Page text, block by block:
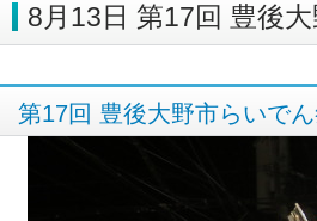
8月13日 第17回 豊後
第17回 豊後大野市らいでん